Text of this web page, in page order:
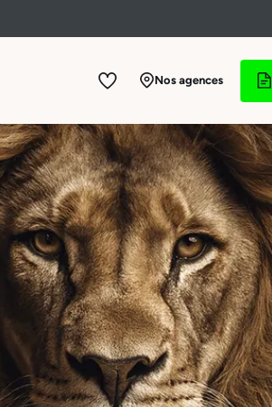
Nos agences
Voir les offres